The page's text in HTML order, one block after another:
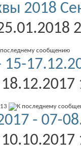
2018
15-
18.12.2017
- 07-
10.10.2017